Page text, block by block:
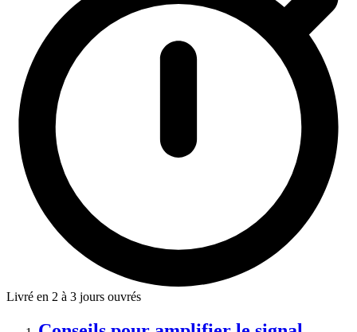
Livré en 2 à 3 jours ouvrés